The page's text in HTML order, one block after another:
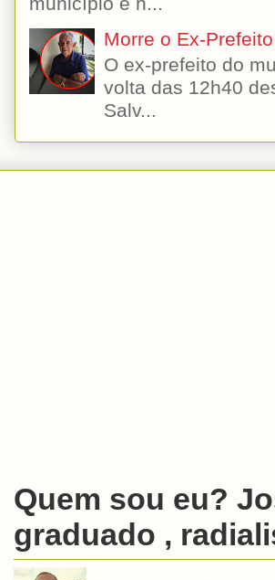
Morre o Ex-
O ex-prefeito do
volta das 12h40
Salv...
Quem sou eu?
graduado ,